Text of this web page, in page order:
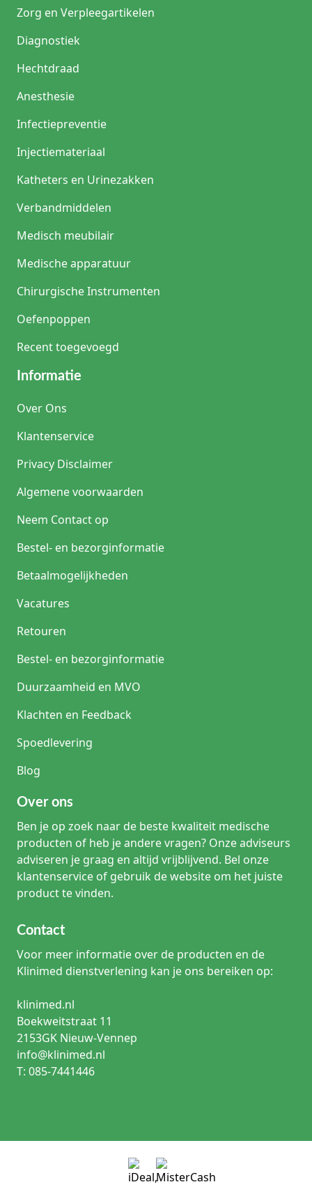
Zorg en Verpleegartikelen
Diagnostiek
Hechtdraad
Anesthesie
Infectiepreventie
Injectiemateriaal
Katheters en Urinezakken
Verbandmiddelen
Medisch meubilair
Medische apparatuur
Chirurgische Instrumenten
Oefenpoppen
Recent toegevoegd
Informatie
Over Ons
Klantenservice
Privacy Disclaimer
Algemene voorwaarden
Neem Contact op
Bestel- en bezorginformatie
Betaalmogelijkheden
Vacatures
Retouren
Bestel- en bezorginformatie
Duurzaamheid en MVO
Klachten en Feedback
Spoedlevering
Blog
Over ons
Ben je op zoek naar de beste kwaliteit medische
producten of heb je andere vragen? Onze adviseurs
adviseren je graag en altijd vrijblijvend. Bel onze
klantenservice of gebruik de website om het juiste
product te vinden.
Contact
Voor meer informatie over de producten en de
Klinimed dienstverlening kan je ons bereiken op:
klinimed.nl
Boekweitstraat 11
2153GK Nieuw-Vennep
info@klinimed.nl
T: 085-7441446